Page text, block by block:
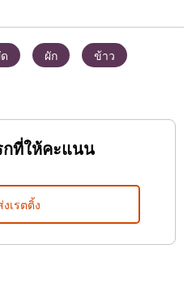
ผัก ข้าว
ที่ให้คะแนน
งเรตติ้ง